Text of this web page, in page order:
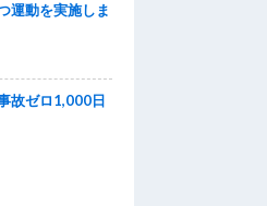
運動を実施しま
故ゼロ1,000日